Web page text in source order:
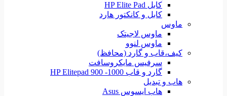
کابل HP Elite Pad
کابل و کانکتور هارد
ماوس
ماوس لاجیتک
ماوس لنوو
کیف،قاب و گارد (محافظ)
سرفیس مایکروسافت
گارد و قاب HP Elitepad 900 -1000
هاب و تبدیل
هاب ایسوس Asus